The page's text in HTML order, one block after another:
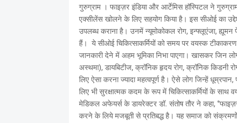
गुरुग्राम । फाइज़र इंडिया और आर्टेमिस हॉस्पिटल ने
एक्‍सीलेंस खोलने के लिए सहयोग किया है। इस सीओई का
उपलब्ध कराना है। उनमें न्यूमोकोकल रोग, इन्फ्लूएंजा, ह्यूमन
हैं। ये सीओई चिकित्साकर्मियों को समय पर वयस्क
जानकारी देने में अहम भूमिका निभा पाएगा। खासकर जिन
अस्थमा), डायबिटीज, क्रॉनिक हृदय रोग, क्रॉनिक किडनी
लिए ऐसा करना ज्यादा महत्वपूर्ण है। ऐसे लोग जिन्हें
लिए भी सुरक्षात्मक कदम के रूप में चिकित्साकर्मियों के
मेडिकल अफेयर्स के डायरेक्‍टर डॉ. संतोष तौर ने कहा,
करने के लिये मजबूती से प्रतिबद्ध है। यह समाज को